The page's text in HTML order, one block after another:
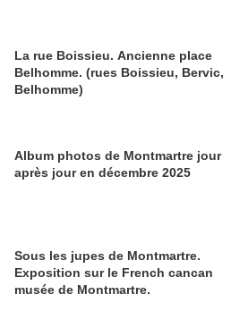
La rue Boissieu. Ancienne place
Belhomme. (rues Boissieu, Bervic,
Belhomme)
Album photos de Montmartre jour
après jour en décembre 2025
Sous les jupes de Montmartre.
Exposition sur le French cancan
musée de Montmartre.